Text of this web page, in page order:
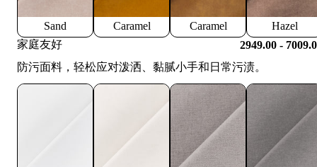
Sand Caramel Caramel
Hazel
家庭友好
2949.00 -
防污面料，轻松应对泼洒、黏腻小手和日常污渍。